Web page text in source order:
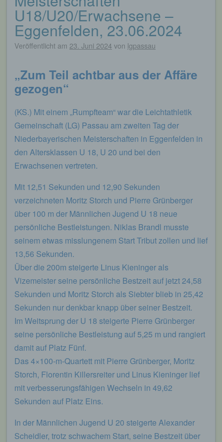
U18/U20/Erwachsene –
Eggenfelden, 23.06.2024
Veröffentlicht am 23. Juni 2024 von lgpassau
„Zum Teil achtbar aus der Affäre
gezogen“
(KS.) Mit einem „Rumpfteam“ war die Leichtathletik
Gemeinschaft (LG) Passau am zweiten Tag der
Niederbayerischen Meisterschaften in Eggenfelden in
den Altersklassen U 18, U 20 und bei den
Erwachsenen vertreten.
Mit 12,51 Sekunden und 12,90 Sekunden
verzeichneten Moritz Storch und Pierre Grünberger
über 100 m der Männlichen Jugend U 18 neue
persönliche Bestleistungen. Niklas Brandl musste
seinem etwas misslungenem Start Tribut zollen und lief
13,56 Sekunden.
Über die 200m steigerte Linus Kieninger als
Vizemeister seine persönliche Bestzeit auf jetzt 24,58
Sekunden und Moritz Storch als Siebter blieb in 25,42
Sekunden nur denkbar knapp über seiner Bestzeit.
Im Weitsprung der U 18 steigerte Pierre Grünberger
seine persönliche Bestleistung auf 5,25 m und rangiert
damit auf Platz Fünf.
Das 4×100-m-Quartett mit Pierre Grünberger, Moritz
Storch, Florentin Killersreiter und Linus Kieninger lief
mit verbesserungsfähigen Wechseln in 49,62
Sekunden auf Platz Eins.
In der Männlichen Jugend U 20 steigerte Alexander
Scheidler, trotz schwachem Start, seine Bestzeit über